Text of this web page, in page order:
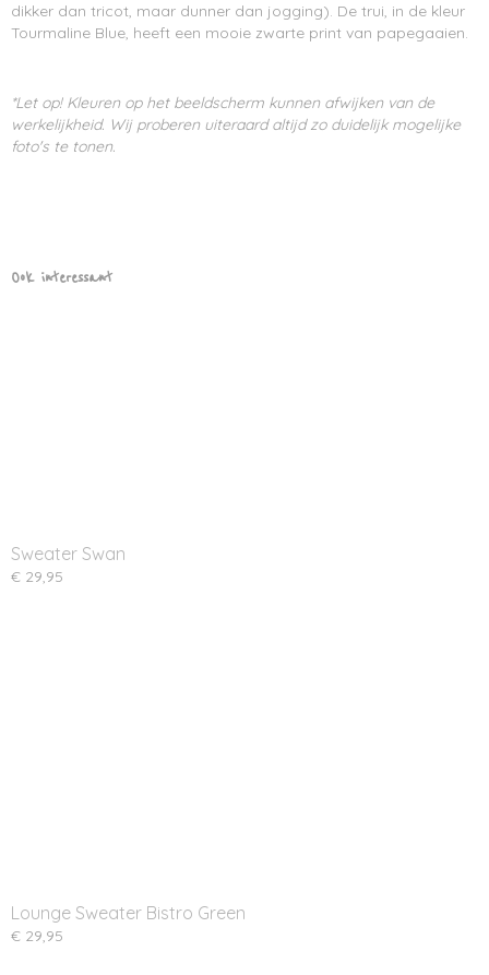
dikker dan tricot, maar dunner dan jogging). De trui, in de kleur
Tourmaline Blue, heeft een mooie zwarte print van papegaaien.
*Let op! Kleuren op het beeldscherm kunnen afwijken van de
werkelijkheid. Wij proberen uiteraard altijd zo duidelijk mogelijke
foto's te tonen.
Ook interessant
Sweater Swan
€ 29,95
Lounge Sweater Bistro Green
€ 29,95